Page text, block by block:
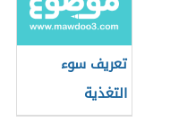
تعريف سوء
التغذية